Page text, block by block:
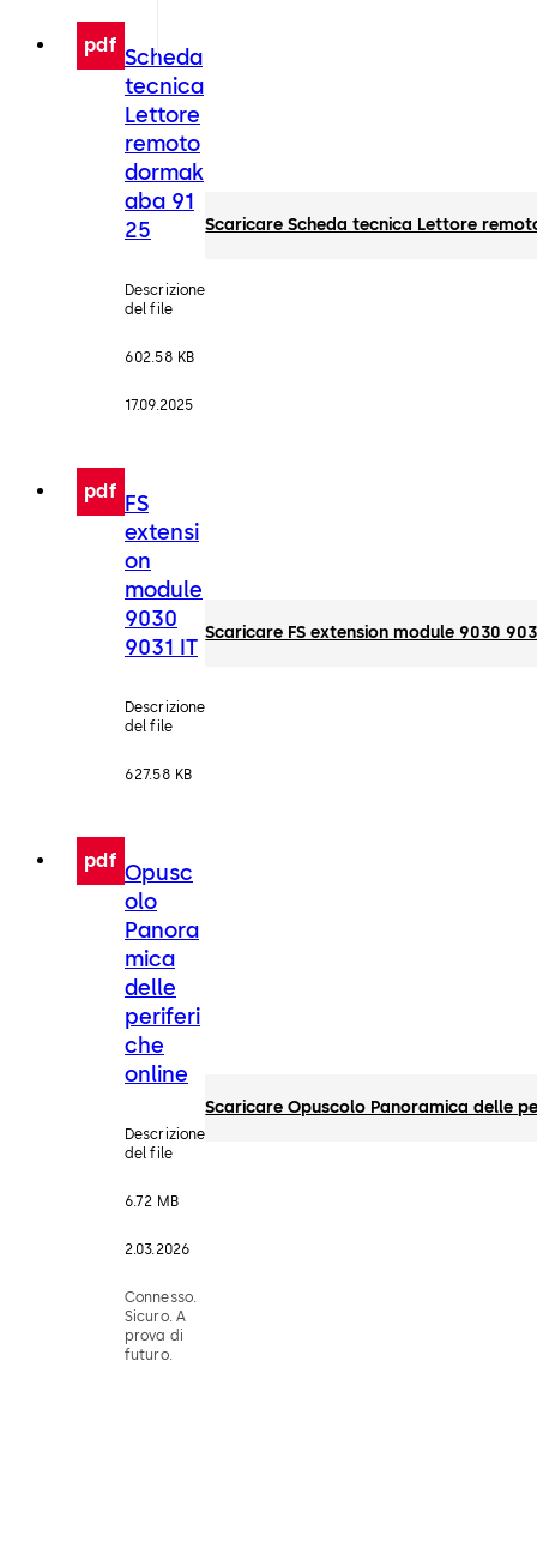
pdf Scheda
tecnica
Lettore
remoto
dormak
aba 91
25
Descrizione
del file
602.58 KB
17.09.2025
Scaricare Scheda tecnica Lettore
pdf FS
extensi
on
module
9030
9031 IT
Descrizione
del file
627.58 KB
Scaricare FS extension module 9030
pdf Opusc
olo
Panora
mica
delle
periferi
che
online
Descrizione
del file
6.72 MB
2.03.2026
Connesso.
Sicuro. A
prova di
futuro.
Scaricare Opuscolo Panoramica delle